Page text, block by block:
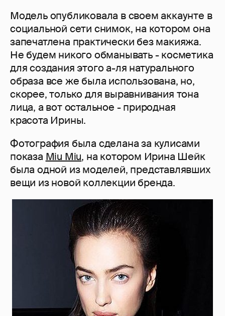
Модель опубликовала в своем аккаунте в
социальной сети снимок, на котором она
запечатлена практически без макияжа.
Не будем никого обманывать - косметика
для создания этого а-ля натурального
образа все же была использована, но,
скорее, только для выравнивания тона
лица, а вот остальное - природная
красота Ирины.
Фотография была сделана за кулисами
показа Miu Miu, на котором Ирина Шейк
была одной из моделей, представлявших
вещи из новой коллекции бренда.